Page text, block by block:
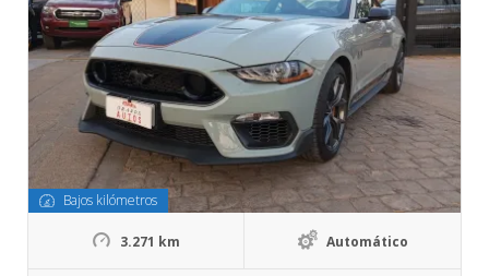
Bajos kilómetros
3.271 km Automático